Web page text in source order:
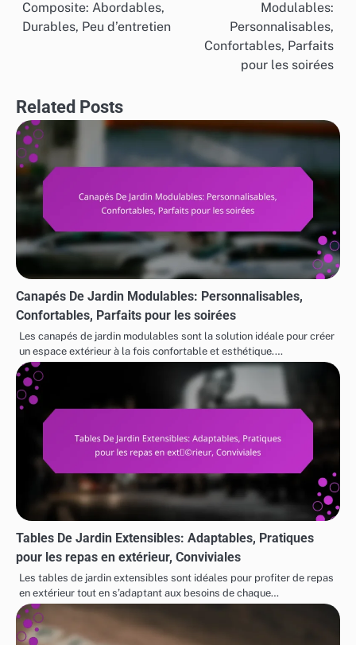
navigation
Composite: Abordables,
Durables, Peu d’entretien
Modulables:
Personnalisables,
Confortables, Parfaits
pour les soirées
Related Posts
Canapés De Jardin Modulables: Personnalisables,
Confortables, Parfaits pour les soirées
Les canapés de jardin modulables sont la solution idéale pour créer
un espace extérieur à la fois confortable et esthétique.…
Tables De Jardin Extensibles: Adaptables, Pratiques
pour les repas en extérieur, Conviviales
Les tables de jardin extensibles sont idéales pour profiter de repas
en extérieur tout en s’adaptant aux besoins de chaque…